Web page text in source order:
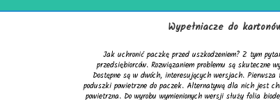
Wypełniacze do kartonów
Jak uchronić paczkę przed uszkodzeniem? Z tym pytaniem zmaga się wielu
przedsiębiorców. Rozwiązaniem problemu są skuteczne wypełniacze do kartonów.
Dostępne są w dwóch, interesujących wersjach. Pierwsza to cieszące się uznaniem
poduszki powietrzne do paczek. Alternatywą dla nich jest chroniąca równie dobrze mata
powietrzna. Do wyrobu wymienionych wersji służy folia biodegradowalna do pakowania.